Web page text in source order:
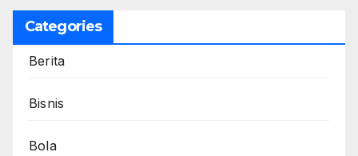
Categories
Berita
Bisnis
Bola